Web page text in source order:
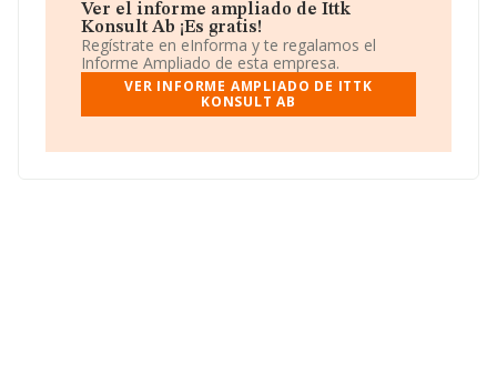
Ver el informe ampliado de Ittk
Konsult Ab ¡Es gratis!
Regístrate en eInforma y te regalamos el
Informe Ampliado de esta empresa.
VER INFORME AMPLIADO DE ITTK
KONSULT AB